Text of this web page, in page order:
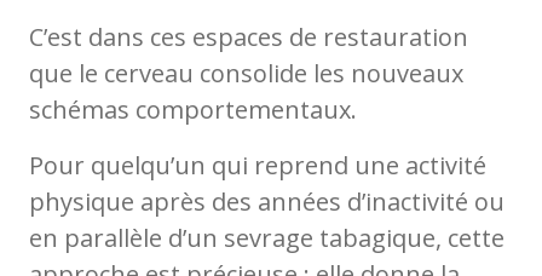
C’est dans ces espaces de restauration
que le cerveau consolide les nouveaux
schémas comportementaux.
Pour quelqu’un qui reprend une activité
physique après des années d’inactivité ou
en parallèle d’un sevrage tabagique, cette